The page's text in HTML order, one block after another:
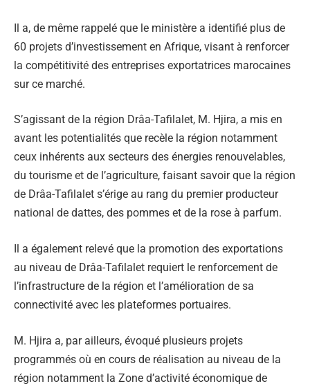
Il a, de même rappelé que le ministère a identifié plus de
60 projets d’investissement en Afrique, visant à renforcer
la compétitivité des entreprises exportatrices marocaines
sur ce marché.
S’agissant de la région Drâa-Tafilalet, M. Hjira, a mis en
avant les potentialités que recèle la région notamment
ceux inhérents aux secteurs des énergies renouvelables,
du tourisme et de l’agriculture, faisant savoir que la région
de Drâa-Tafilalet s’érige au rang du premier producteur
national de dattes, des pommes et de la rose à parfum.
Il a également relevé que la promotion des exportations
au niveau de Drâa-Tafilalet requiert le renforcement de
l’infrastructure de la région et l’amélioration de sa
connectivité avec les plateformes portuaires.
M. Hjira a, par ailleurs, évoqué plusieurs projets
programmés où en cours de réalisation au niveau de la
région notamment la Zone d’activité économique de